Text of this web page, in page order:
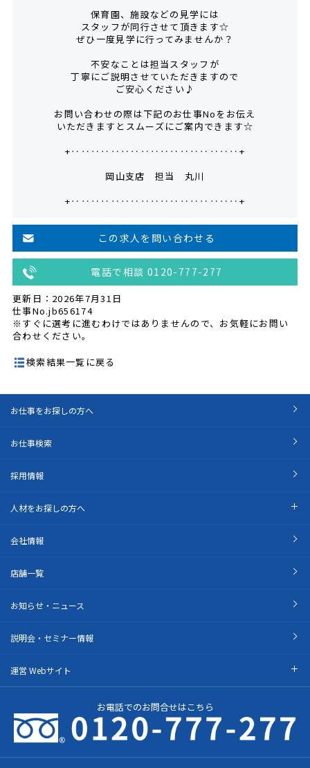
保育園、施設などの見学には
スタッフが同行させて頂きます☆
ぜひ一度見学に行ってみませんか？
不安なことは担当スタッフが
丁寧にご説明させていただきますので
ご安心ください♪
お問い合わせの際は下記のお仕事Noをお伝え
いただきますとスムーズにご案内できます☆
+‥‥‥‥‥‥‥‥‥‥‥‥‥‥‥‥‥+
岡山支店 担当 丸川
+‥‥‥‥‥‥‥‥‥‥‥‥‥‥‥‥‥+
この求人を問い合わせる
電話で相談 0120-777-277
更新日：2026年7月31日
仕事No.jb656174
※すぐに選考に進むわけではありませんので、お気軽にお問い
合わせください。
検索結果一覧に戻る
お仕事をお探しの方へ
お仕事検索
採用情報
人材をお探しの方へ
会社情報
店舗一覧
お知らせ・ニュース
説明会・セミナー情報
運営 Webサイト
お電話でのお問合せはこちら